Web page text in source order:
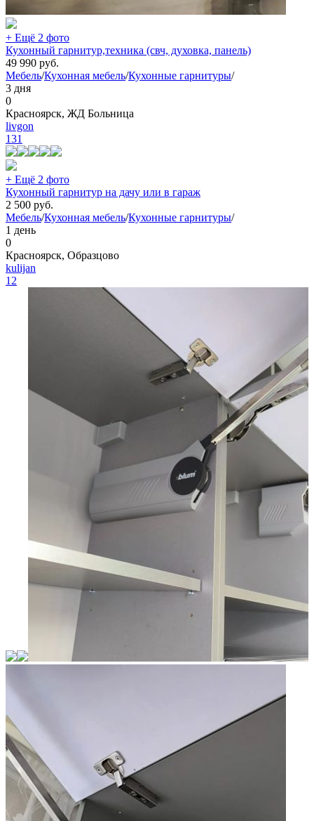
+ Ещё 2 фото
Кухонный гарнитур,техника (свч, духовка, панель)
49 990 руб.
Мебель/Кухонная мебель/Кухонные гарнитуры/
3 дня
0
Красноярск, ЖД Больница
livgon
131
+ Ещё 2 фото
Кухонный гарнитур на дачу или в гараж
2 500 руб.
Мебель/Кухонная мебель/Кухонные гарнитуры/
1 день
0
Красноярск, Образцово
kulijan
12